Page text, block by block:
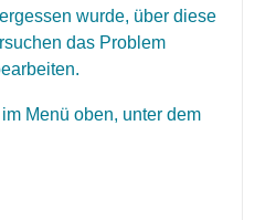
wurde, über diese
das Problem
Menü oben, unter dem